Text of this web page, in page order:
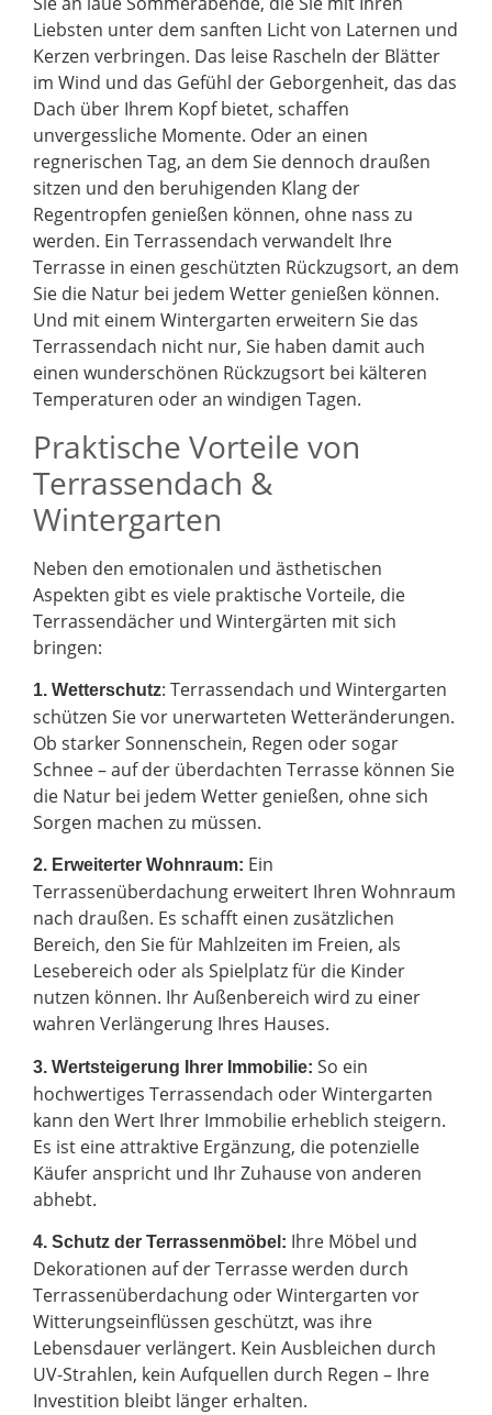
Liebsten unter dem sanften Licht von Laternen und
Kerzen verbringen. Das leise Rascheln der Blätter
im Wind und das Gefühl der Geborgenheit, das das
Dach über Ihrem Kopf bietet, schaffen
unvergessliche Momente. Oder an einen
regnerischen Tag, an dem Sie dennoch draußen
sitzen und den beruhigenden Klang der
Regentropfen genießen können, ohne nass zu
werden. Ein Terrassendach verwandelt Ihre
Terrasse in einen geschützten Rückzugsort, an dem
Sie die Natur bei jedem Wetter genießen können.
Und mit einem Wintergarten erweitern Sie das
Terrassendach nicht nur, Sie haben damit auch
einen wunderschönen Rückzugsort bei kälteren
Temperaturen oder an windigen Tagen.
Praktische Vorteile von
Terrassendach &
Wintergarten
Neben den emotionalen und ästhetischen
Aspekten gibt es viele praktische Vorteile, die
Terrassendächer und Wintergärten mit sich
bringen:
1. Wetterschutz: Terrassendach und Wintergarten
schützen Sie vor unerwarteten Wetteränderungen.
Ob starker Sonnenschein, Regen oder sogar
Schnee – auf der überdachten Terrasse können Sie
die Natur bei jedem Wetter genießen, ohne sich
Sorgen machen zu müssen.
2. Erweiterter Wohnraum: Ein
Terrassenüberdachung erweitert Ihren Wohnraum
nach draußen. Es schafft einen zusätzlichen
Bereich, den Sie für Mahlzeiten im Freien, als
Lesebereich oder als Spielplatz für die Kinder
nutzen können. Ihr Außenbereich wird zu einer
wahren Verlängerung Ihres Hauses.
3. Wertsteigerung Ihrer Immobilie: So ein
hochwertiges Terrassendach oder Wintergarten
kann den Wert Ihrer Immobilie erheblich steigern.
Es ist eine attraktive Ergänzung, die potenzielle
Käufer anspricht und Ihr Zuhause von anderen
abhebt.
4. Schutz der Terrassenmöbel: Ihre Möbel und
Dekorationen auf der Terrasse werden durch
Terrassenüberdachung oder Wintergarten vor
Witterungseinflüssen geschützt, was ihre
Lebensdauer verlängert. Kein Ausbleichen durch
UV-Strahlen, kein Aufquellen durch Regen – Ihre
Investition bleibt länger erhalten.